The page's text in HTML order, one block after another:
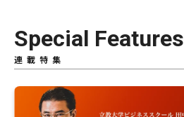
Special Features
連載特集